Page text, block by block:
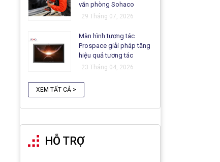
văn phòng Sohaco
29 Tháng 07, 2026
Màn hình tương tác
Prospace giải pháp tăng
hiệu quả tương tác
23 Tháng 04, 2026
XEM TẤT CẢ >
HỖ TRỢ